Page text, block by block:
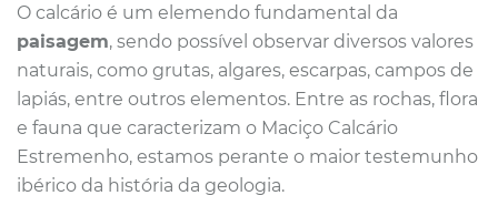
O calcário é um elemendo fundamental da
paisagem, sendo possível observar diversos valores
naturais, como grutas, algares, escarpas, campos de
lapiás, entre outros elementos. Entre as rochas, flora
e fauna que caracterizam o Maciço Calcário
Estremenho, estamos perante o maior testemunho
ibérico da história da geologia.